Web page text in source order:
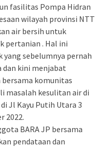
fasilitas Pompa Hidran
wilayah provinsi NTT
air bersih untuk
pertanian . Hal ini
yang sebelumnya pernah
dan kini menjabat
komunitas
masalah kesulitan air di
Jl Kayu Putih Utara 3
2022.
BARA JP bersama
pendataan dan